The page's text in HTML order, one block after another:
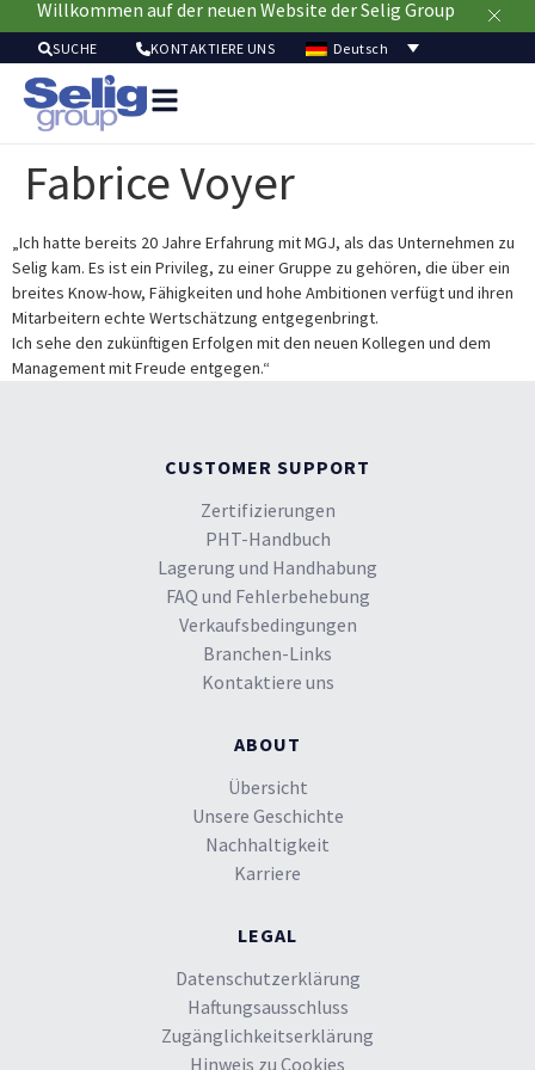
Willkommen auf der neuen Website der Selig Group
SUCHE KONTAKTIERE UNS Deutsch
Fabrice Voyer
„Ich hatte bereits 20 Jahre Erfahrung mit MGJ, als das Unternehmen zu
Selig kam. Es ist ein Privileg, zu einer Gruppe zu gehören, die über ein
breites Know-how, Fähigkeiten und hohe Ambitionen verfügt und ihren
Mitarbeitern echte Wertschätzung entgegenbringt.
Ich sehe den zukünftigen Erfolgen mit den neuen Kollegen und dem
Management mit Freude entgegen.“
CUSTOMER SUPPORT
Zertifizierungen
PHT-Handbuch
Lagerung und Handhabung
FAQ und Fehlerbehebung
Verkaufsbedingungen
Branchen-Links
Kontaktiere uns
ABOUT
Übersicht
Unsere Geschichte
Nachhaltigkeit
Karriere
LEGAL
Datenschutzerklärung
Haftungsausschluss
Zugänglichkeitserklärung
Hinweis zu Cookies